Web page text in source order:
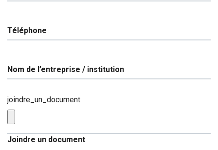
Téléphone
Nom de l’entreprise / institution
joindre_un_document
Joindre un document